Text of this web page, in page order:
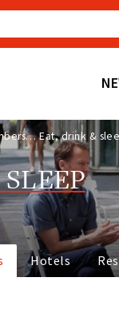
Hello Zuidas Members Eat, drink &
Hotels